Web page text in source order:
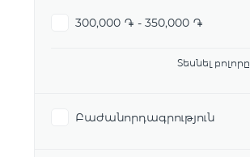
300,000 ֏ - 350,000 ֏
Տեսնել բոլորը
Բաժանորդագրություն